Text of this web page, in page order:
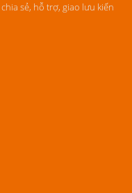
sẻ, hỗ trợ, giao lưu kiến